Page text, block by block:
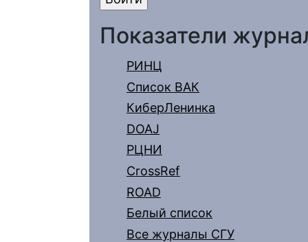
Показатели
РИНЦ
Список ВАК
КиберЛенинка
DOAJ
РЦНИ
CrossRef
ROAD
Белый список
Все журналы СГУ